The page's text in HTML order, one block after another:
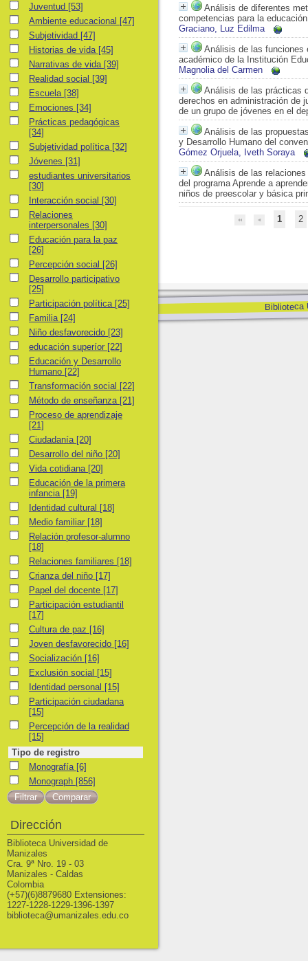
Análisis de diferentes
competencias para la
Graciano, Luz Edilma
Análisis de las funciones
académico de la Institución
Magnolia del Carmen
Análisis de las prácticas
derechos en administración de
de un grupo de jóvenes en el
Análisis de las
y Desarrollo Humano del
Gómez Orjuela, Iveth Soraya
Análisis de las
del programa Aprende a
niños de preescolar y básica
1 2
Biblioteca
JuventudJuventud [53]
Ambiente educacional
Ambiente educacional [47]
Subjetividad
Subjetividad [47]
Historias de vida
Historias de vida [45]
Narrativas de vida
Narrativas de vida [39]
Realidad social
Realidad social [39]
EscuelaEscuela [38]
Emociones
Emociones [34]
Prácticas pedagógicas
Prácticas pedagógicas
[34]
Subjetividad política
Subjetividad política [32]
JóvenesJóvenes [31]
estudiantes universitarios
estudiantes universitarios
[30]
Interacción social
Interacción social [30]
Relaciones interpersonales
Relaciones
interpersonales [30]
Educación para la paz
Educación para la paz
[26]
Percepción social
Percepción social [26]
Desarrollo participativo
Desarrollo participativo
[25]
Participación política
Participación política [25]
FamiliaFamilia [24]
Niño desfavorecido
Niño desfavorecido [23]
educación superíor
educación superíor [22]
Educación y Desarrollo Humano
Educación y Desarrollo
Humano [22]
Transformación social
Transformación social [22]
Método de enseñanza
Método de enseñanza [21]
Proceso de aprendizaje
Proceso de aprendizaje
[21]
Ciudadanía
Ciudadanía [20]
Desarrollo del niño
Desarrollo del niño [20]
Vida cotidiana
Vida cotidiana [20]
Educación de la primera infancia
Educación de la primera
infancia [19]
Identidad cultural
Identidad cultural [18]
Medio familiar
Medio familiar [18]
Relación profesor-alumno
Relación profesor-alumno
[18]
Relaciones familiares
Relaciones familiares [18]
Crianza del niño
Crianza del niño [17]
Papel del docente
Papel del docente [17]
Participación estudiantil
Participación estudiantil
[17]
Cultura de paz
Cultura de paz [16]
Joven desfavorecido
Joven desfavorecido [16]
Socialización
Socialización [16]
Exclusión social
Exclusión social [15]
Identidad personal
Identidad personal [15]
Participación ciudadana
Participación ciudadana
[15]
Percepción de la realidad
Percepción de la realidad
[15]
Tipo de registro
Monografía
Monografía [6]
Monograph
Monograph [856]
Dirección
Biblioteca Universidad de
Manizales
Cra. 9ª Nro. 19 - 03
Manizales - Caldas
Colombia
(+57)(6)8879680 Extensiones:
1227-1228-1229-1396-1397
biblioteca@umanizales.edu.co